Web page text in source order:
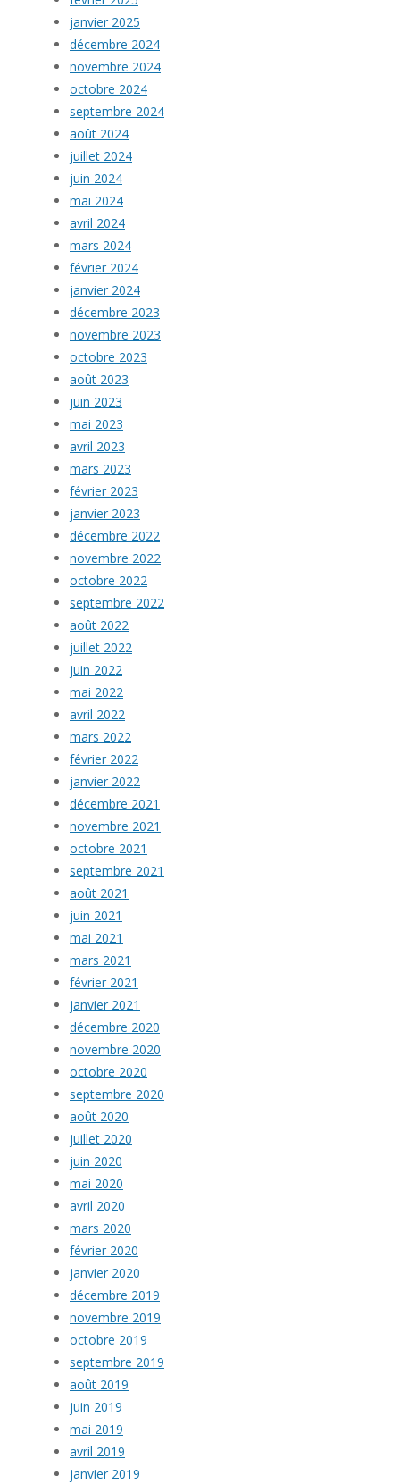
janvier 2025
décembre 2024
novembre 2024
octobre 2024
septembre 2024
août 2024
juillet 2024
juin 2024
mai 2024
avril 2024
mars 2024
février 2024
janvier 2024
décembre 2023
novembre 2023
octobre 2023
août 2023
juin 2023
mai 2023
avril 2023
mars 2023
février 2023
janvier 2023
décembre 2022
novembre 2022
octobre 2022
septembre 2022
août 2022
juillet 2022
juin 2022
mai 2022
avril 2022
mars 2022
février 2022
janvier 2022
décembre 2021
novembre 2021
octobre 2021
septembre 2021
août 2021
juin 2021
mai 2021
mars 2021
février 2021
janvier 2021
décembre 2020
novembre 2020
octobre 2020
septembre 2020
août 2020
juillet 2020
juin 2020
mai 2020
avril 2020
mars 2020
février 2020
janvier 2020
décembre 2019
novembre 2019
octobre 2019
septembre 2019
août 2019
juin 2019
mai 2019
avril 2019
janvier 2019